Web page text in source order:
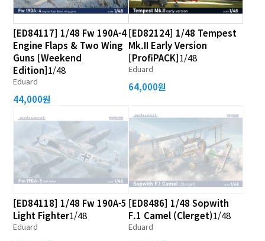
[ED84117] 1/48 Fw 190A-4
Engine Flaps & Two Wing
Guns [Weekend
Edition]1/48
Eduard
44,000원
[ED82124] 1/48 Tempest
Mk.II Early Version
[ProfiPACK]1/48
Eduard
64,000원
[ED84118] 1/48 Fw 190A-5
Light Fighter1/48
Eduard
[ED8486] 1/48 Sopwith
F.1 Camel (Clerget)1/48
Eduard